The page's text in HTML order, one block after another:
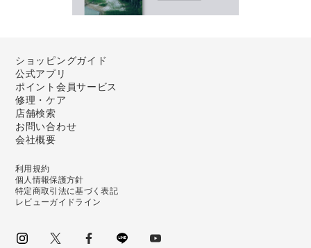
ショッピングガイド
公式アプリ
ポイント会員サービス
修理・ケア
店舗検索
お問い合わせ
会社概要
利用規約
個人情報保護方針
特定商取引法に基づく表記
レビューガイドライン